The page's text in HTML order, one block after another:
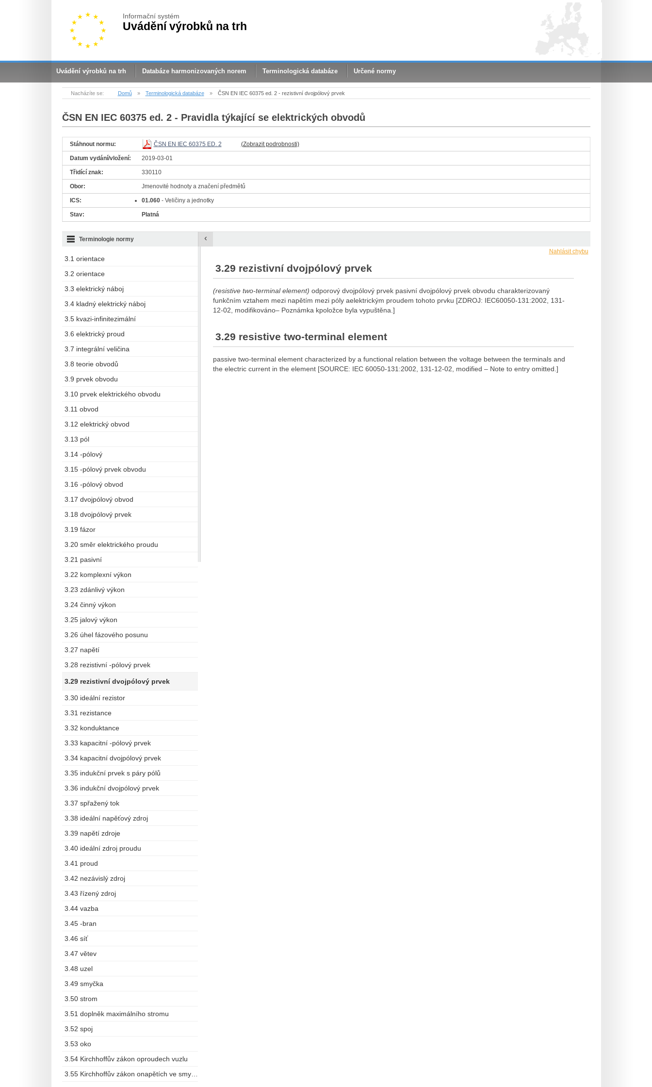
Informační systém
Uvádění výrobků na trh
Uvádění výrobků na trh Databáze harmonizovaných norem Terminologická databáze Určené normy
Nacházíte se: Domů » Terminologická databáze » ČSN EN IEC 60375 ed. 2 - rezistivní dvojpólový prvek
ČSN EN IEC 60375 ed. 2- Pravidla týkající se elektrických obvodů
Stáhnout normu: ČSN EN IEC 60375 ED. 2 (Zobrazit podrobnosti)
Datum vydání/vložení: 2019-03-01
Třidící znak: 330110
Obor: Jmenovité hodnoty a značení předmětů
ICS: 01.060- Veličiny a jednotky
Stav: Platná
3.1 orientace
3.2 orientace
3.3 elektrický náboj
3.4 kladný elektrický náboj
3.5 kvazi-infinitezimální
3.6 elektrický proud
3.7 integrální veličina
3.8 teorie obvodů
3.9 prvek obvodu
3.10 prvek elektrického obvodu
3.11 obvod
3.12 elektrický obvod
3.13 pól
3.14 -pólový
3.15 -pólový prvek obvodu
3.16 -pólový obvod
3.17 dvojpólový obvod
3.18 dvojpólový prvek
3.19 fázor
3.20 směr elektrického proudu
3.21 pasivní
3.22 komplexní výkon
3.23 zdánlivý výkon
3.24 činný výkon
3.25 jalový výkon
3.26 úhel fázového posunu
3.27 napětí
3.28 rezistivní -pólový prvek
3.29 rezistivní dvojpólový prvek
3.30 ideální rezistor
3.31 rezistance
3.32 konduktance
3.33 kapacitní -pólový prvek
3.34 kapacitní dvojpólový prvek
3.35 indukční prvek s páry pólů
3.36 indukční dvojpólový prvek
3.37 spřažený tok
3.38 ideální napěťový zdroj
3.39 napětí zdroje
3.40 ideální zdroj proudu
3.41 proud
3.42 nezávislý zdroj
3.43 řízený zdroj
3.44 vazba
3.45 -bran
3.46 síť
3.47 větev
3.48 uzel
3.49 smyčka
3.50 strom
3.51 doplněk maximálního stromu
3.52 spoj
3.53 oko
3.54 Kirchhoffův zákon oproudech vuzlu
3.55 Kirchhoffův zákon onapětích ve smyčce
Terminologie normy ‹
Nahlásit chybu
3.29 rezistivní dvojpólový prvek
(resistive two-terminal element) odporový dvojpólový prvek pasivní dvojpólový prvek obvodu charakterizovaný
funkčním vztahem mezi napětím mezi póly aelektrickým proudem tohoto prvku [ZDROJ: IEC60050-131:2002, 131-
12-02, modifikováno– Poznámka kpoložce byla vypuštěna.]
3.29 resistive two-terminal element
passive two-terminal element characterized by a functional relation between the voltage between the terminals and
the electric current in the element [SOURCE: IEC 60050-131:2002, 131-12-02, modified – Note to entry omitted.]